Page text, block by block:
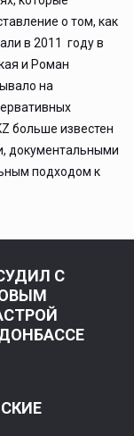
о том, как
в 2011 году в
и Роман
на
больше известен
документальными
подходом к
С